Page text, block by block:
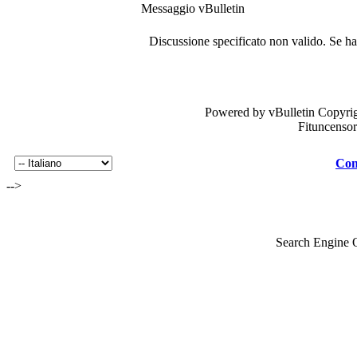
Messaggio vBulletin
Discussione specificato non valido. Se
Powered by vBulletin
-->
Search Engine